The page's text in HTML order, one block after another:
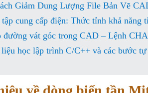
Giảm Dung Lượng File Bản Vẽ
cung cấp điện: Thức tỉnh khả năng
đường vát góc trong CAD – Lệnh
học lập trình C/C++ và các bước